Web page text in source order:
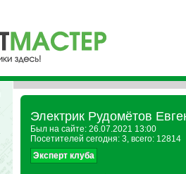
Электрик Рудомётов
Был на сайте: 26.07.2021 13:00
Посетителей сегодня: 3, всего: 12814
Эксперт клуба